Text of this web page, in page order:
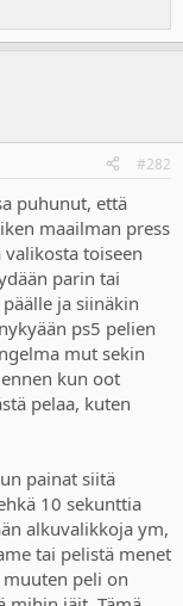
#282
puhunut, että
maailman press
toiseen
parin tai
ja siinäkin
ps5 pelien
mut sekin
kun oot
pelaa, kuten
painat siitä
10 sekunttia
alkuvalikkoja ym,
tai pelistä menet
peli on